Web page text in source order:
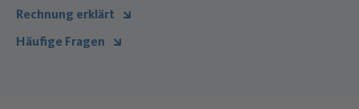
Rechnung erklärt
Häufige Fragen